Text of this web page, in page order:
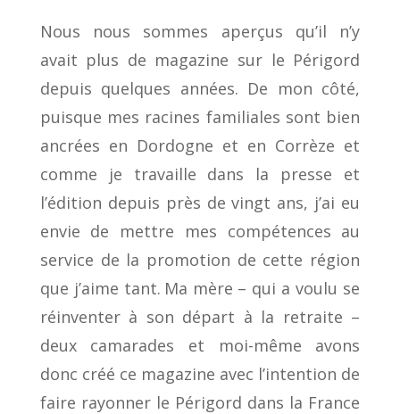
Nous nous sommes aperçus qu’il n’y
avait plus de magazine sur le Périgord
depuis quelques années. De mon côté,
puisque mes racines familiales sont bien
ancrées en Dordogne et en Corrèze et
comme je travaille dans la presse et
l’édition depuis près de vingt ans, j’ai eu
envie de mettre mes compétences au
service de la promotion de cette région
que j’aime tant. Ma mère – qui a voulu se
réinventer à son départ à la retraite –
deux camarades et moi-même avons
donc créé ce magazine avec l’intention de
faire rayonner le Périgord dans la France